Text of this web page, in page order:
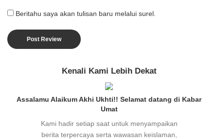
Beritahu saya akan tulisan baru melalui surel.
Kenali Kami Lebih Dekat
Assalamu Alaikum Akhi Ukhti!! Selamat datang di Kabar
Umat
Kami hadir setiap saat untuk menyampaikan
berita terpercaya serta wawasan keislaman,